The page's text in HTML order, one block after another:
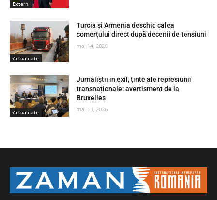
Extern
Actualitate
Turcia și Armenia deschid calea
comerțului direct după decenii de tensiuni
mai 14, 2026
Actualitate
Jurnaliștii în exil, ținte ale represiunii
transnaționale: avertisment de la
Bruxelles
mai 13, 2026